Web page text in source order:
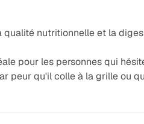
qualité nutritionnelle et la
pour les personnes qui
peur qu'il colle à la grille ou